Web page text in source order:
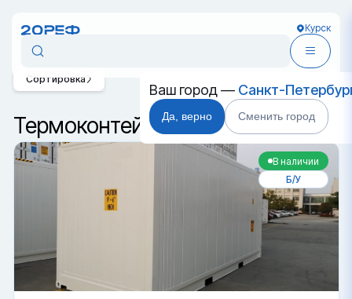
Курск
Ваш город — Санкт-
Да, верно Сменить город
Термоконтейнеры в Курске
Сортировка
В наличии
Б/У